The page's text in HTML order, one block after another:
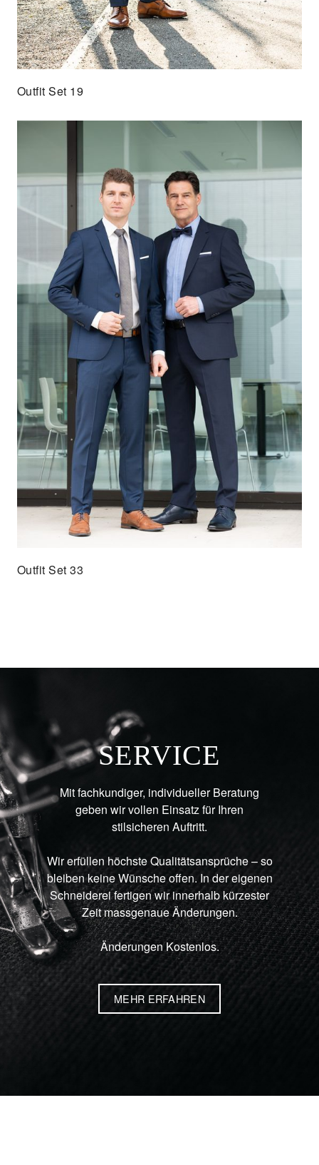
Outfit Set 19
Outfit Set 33
SERVICE
Mit fachkundiger, individueller Beratung
geben wir vollen Einsatz für Ihren
stilsicheren Auftritt.
Wir erfüllen höchste Qualitätsansprüche – so
bleiben keine Wünsche offen. In der eigenen
Schneiderei fertigen wir innerhalb kürzester
Zeit massgenaue Änderungen.
Änderungen Kostenlos.
MEHR ERFAHREN